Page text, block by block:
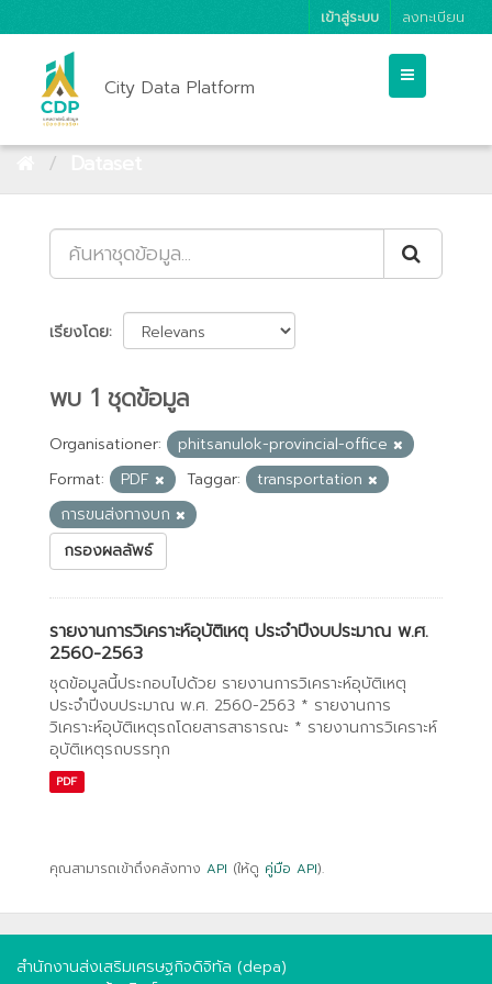
เข้าสู่ระบบ ลงทะเบียน
City Data Platform
เรียงโดย
พบ 1 ชุดข้อมูล
Organisationer:
phitsanulok-provincial-office
Format:
PDF Taggar:
transportation
การขนส่งทางบก
กรองผลลัพธ์
รายงานการวิเคราะห์อุบัติเหตุ ประจำปีงบประมาณ พ.ศ.
2560-2563
ชุดข้อมูลนี้ประกอบไปด้วย รายงานการวิเคราะห์อุบัติเหตุ
ประจำปีงบประมาณ พ.ศ. 2560-2563 * รายงานการ
วิเคราะห์อุบัติเหตุรถโดยสารสาธารณะ * รายงานการวิเคราะห์
อุบัติเหตุรถบรรทุก
PDF
คุณสามารถเข้าถึงคลังทาง API (ให้ดู คู่มือ API).
สำนักงานส่งเสริมเศรษฐกิจดิจิทัล (depa)